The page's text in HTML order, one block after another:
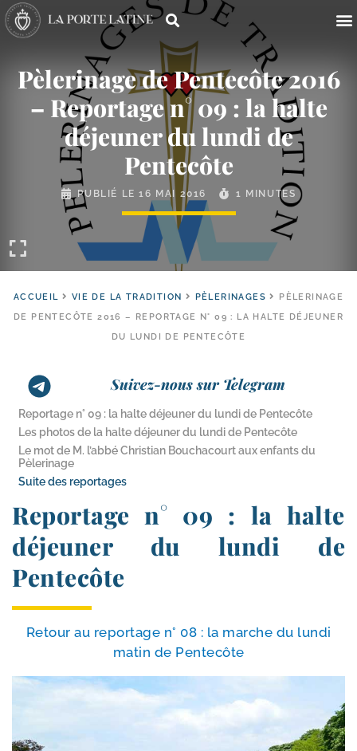
Pèlerinage de Pentecôte 2016
– Reportage n° 09 : la halte
déjeuner du lundi de
Pentecôte
PUBLIÉ LE16 MAI 2016 1 MINUTES
ACCUEIL VIE DE LA TRADITION PÈLERINAGES
PÈLERINAGE
DE PENTECÔTE 2016 – REPORTAGE N° 09 : LA HALTE DÉJEUNER
DU LUNDI DE PENTECÔTE
Suivez-nous sur Telegram
Reportage n° 09 : la halte déjeuner du lundi de Pentecôte
Les photos de la halte déjeuner du lundi de Pentecôte
Le mot de M. l’abbé Christian Bouchacourt aux enfants du
Pèlerinage
Suite des reportages
Reportage n° 09 : la halte
déjeuner du lundi de
Pentecôte
Retour au repor­tage n° 08 : la marche du lun­di
matin de Pentecôte